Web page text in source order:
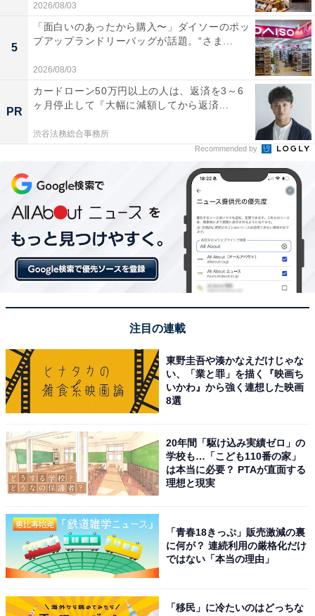
2026/08/03
5
「面白いのあったから購入〜」ダイソーのポッ
プアップランドリーバッグが話題。“さま...
2026/08/03
PR
カードローン50万円以上の人は、返済を3～6
ヶ月停止して『大幅に減額してから返済...
渋谷法務総合事務所
Recommended by
注目の連載
東野圭吾や湊かなえだけじゃな
い、「業と罪」を描く『映画ち
いかわ』から強く連想した映画
8選
20年間「駆け込み実績ゼロ」の
学校も…「こども110番の家」
は本当に必要？ PTAが直面する
理想と現実
「青春18きっぷ」販売激減の裏
に何が？ 連続利用の厳格化だけ
ではない「本当の理由」
「移民」に冷たいのはどっちな